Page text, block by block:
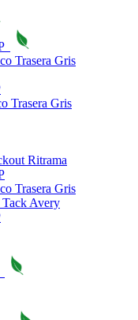
Trasera Gris
Trasera Gris
Ritrama
Trasera Gris
Avery